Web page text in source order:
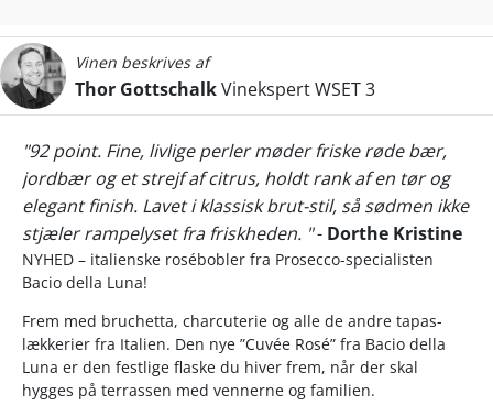
Vinen beskrives af
Thor GottschalkVinekspert WSET 3
"92 point. Fine, livlige perler møder friske røde bær,
jordbær og et strejf af citrus, holdt rank af en tør og
elegant finish. Lavet i klassisk brut-stil, så sødmen ikke
stjæler rampelyset fra friskheden. "- Dorthe Kristine
NYHED – italienske rosébobler fra Prosecco-specialisten
Bacio della Luna!
Frem med bruchetta, charcuterie og alle de andre tapas-
lækkerier fra Italien. Den nye ”Cuvée Rosé” fra Bacio della
Luna er den festlige flaske du hiver frem, når der skal
hygges på terrassen med vennerne og familien.